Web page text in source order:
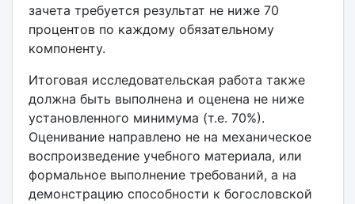
зачета требуется результат не ниже 70
процентов по каждому обязательному
компоненту.
Итоговая исследовательская работа также
должна быть выполнена и оценена не ниже
установленного минимума (т.е. 70%).
Оценивание направлено не на механическое
воспроизведение учебного материала, или
формальное выполнение требований, а на
демонстрацию способности к богословской